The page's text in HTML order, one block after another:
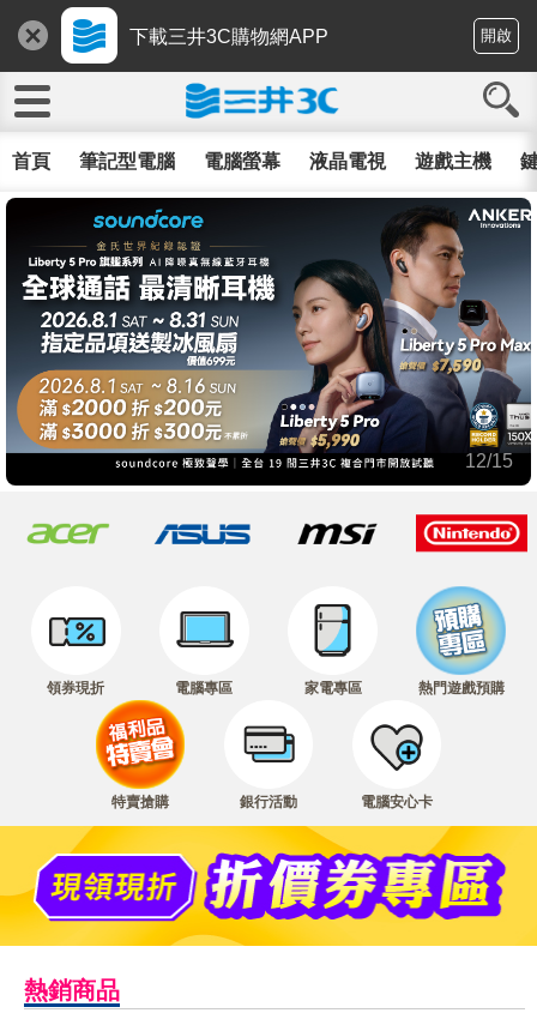
下載三井3C購物網APP 開啟
首頁 筆記型電腦 電腦螢幕 液晶電視 遊戲主機
12/15
領券現折 電腦專區 家電專區 熱門遊戲預購
特賣搶購 銀行活動 電腦安心卡
熱銷商品